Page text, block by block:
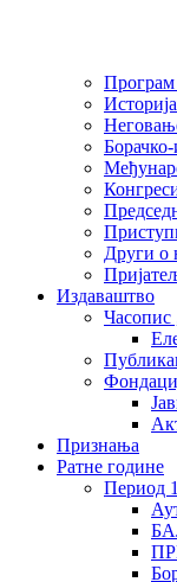
Програм
Други о
Издаваштво
Часопис
Признања
Ратне године
Период